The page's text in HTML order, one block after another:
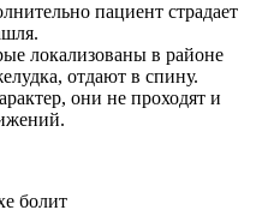
пациент страдает
локализованы в районе
отдают в спину.
они не проходят и